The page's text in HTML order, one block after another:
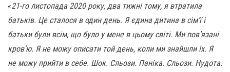
«21-го листопада 2020 року, два тижні тому, я втратила
батьків. Це сталося в один день. Я єдина дитина в сім’ї і
батьки були всім, що було у мене в цьому світі. Ми пов’язані
кров’ю. Я не можу описати той день, коли ми знайшли їх. Я
не можу прийти в себе. Шок. Сльози. Паніка. Сльози. Нудота.